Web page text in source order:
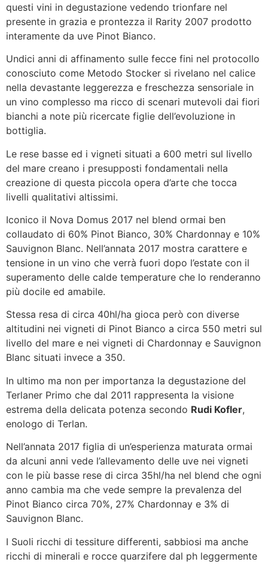
questi vini in degustazione vedendo trionfare nel
presente in grazia e prontezza il Rarity 2007 prodotto
interamente da uve Pinot Bianco.
Undici anni di affinamento sulle fecce fini nel protocollo
conosciuto come Metodo Stocker si rivelano nel calice
nella devastante leggerezza e freschezza sensoriale in
un vino complesso ma ricco di scenari mutevoli dai fiori
bianchi a note più ricercate figlie dell’evoluzione in
bottiglia.
Le rese basse ed i vigneti situati a 600 metri sul livello
del mare creano i presupposti fondamentali nella
creazione di questa piccola opera d’arte che tocca
livelli qualitativi altissimi.
Iconico il Nova Domus 2017 nel blend ormai ben
collaudato di 60% Pinot Bianco, 30% Chardonnay e 10%
Sauvignon Blanc. Nell’annata 2017 mostra carattere e
tensione in un vino che verrà fuori dopo l’estate con il
superamento delle calde temperature che lo renderanno
più docile ed amabile.
Stessa resa di circa 40hl/ha gioca però con diverse
altitudini nei vigneti di Pinot Bianco a circa 550 metri sul
livello del mare e nei vigneti di Chardonnay e Sauvignon
Blanc situati invece a 350.
In ultimo ma non per importanza la degustazione del
Terlaner Primo che dal 2011 rappresenta la visione
estrema della delicata potenza secondo Rudi Kofler,
enologo di Terlan.
Nell’annata 2017 figlia di un’esperienza maturata ormai
da alcuni anni vede l’allevamento delle uve nei vigneti
con le più basse rese di circa 35hl/ha nel blend che ogni
anno cambia ma che vede sempre la prevalenza del
Pinot Bianco circa 70%, 27% Chardonnay e 3% di
Sauvignon Blanc.
I Suoli ricchi di tessiture differenti, sabbiosi ma anche
ricchi di minerali e rocce quarzifere dal ph leggermente